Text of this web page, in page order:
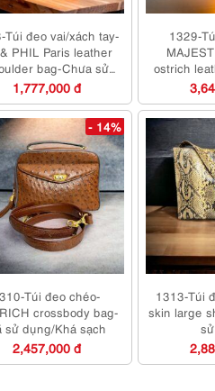
Túi đeo vai/xách tay-
PHIL Paris leather
bag-Chưa sử
dụng/Khá sạch
1,777,000 đ
1329-
ostrich
bag-
- 14%
Túi đeo chéo-
crossbody bag-
sử dụng/Khá sạch
2,457,000 đ
1313-Túi
skin large